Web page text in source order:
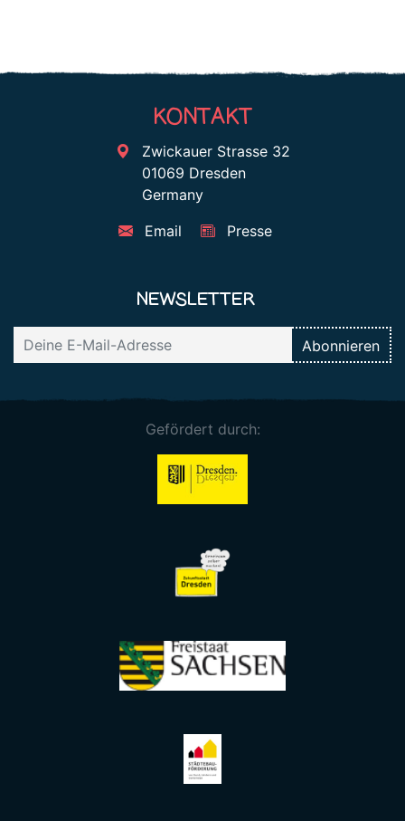
KONTAKT
Zwickauer Strasse 32
01069 Dresden
Germany
Email
Presse
NEWSLETTER
Gefördert durch: